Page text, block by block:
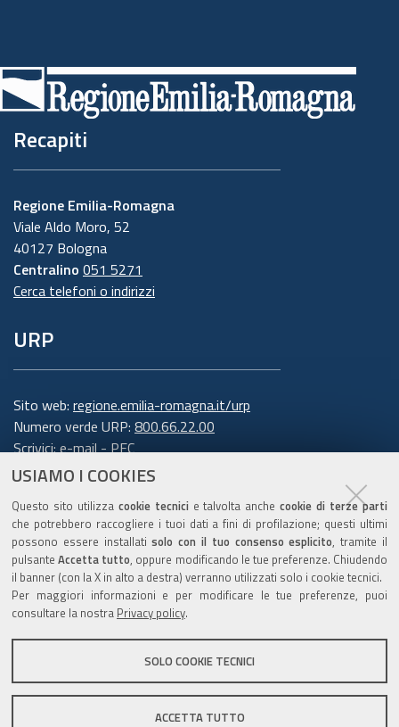
USIAMO I COOKIES
Questo sito utilizza cookie tecnici e talvolta anchecookie di terze parti
che potrebbero raccogliere i tuoi dati a fini di profilazione; questi ultimi
possono essere installatisolo con il tuo consenso esplicito, tramite il
pulsanteAccetta tutto, oppure modificando le tue preferenze. Chiudendo
il banner (con la X in alto a destra) verranno utilizzati solo i cookie tecnici.
Per maggiori informazioni e per modificare le tue preferenze, puoi
consultare la nostra Privacy policy.
SOLO COOKIE TECNICI
ACCETTA TUTTO
Recapiti
Regione Emilia-Romagna
Viale Aldo Moro, 52
40127 Bologna
Centralino 051 5271
Cerca telefoni o indirizzi
URP
Sito web: regione.emilia-romagna.it/urp
Numero verde URP: 800.66.22.00
Scrivici:e-mail-PEC
Trasparenza
Amministrazione trasparente
Note legali e copyright
Privacy e cookie
Gestisci i cookie
Dichiarazione di accessibilità